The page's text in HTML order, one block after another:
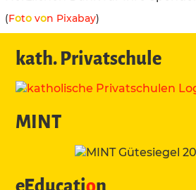
(Foto von Pixabay)
kath. Privatschule
MINT